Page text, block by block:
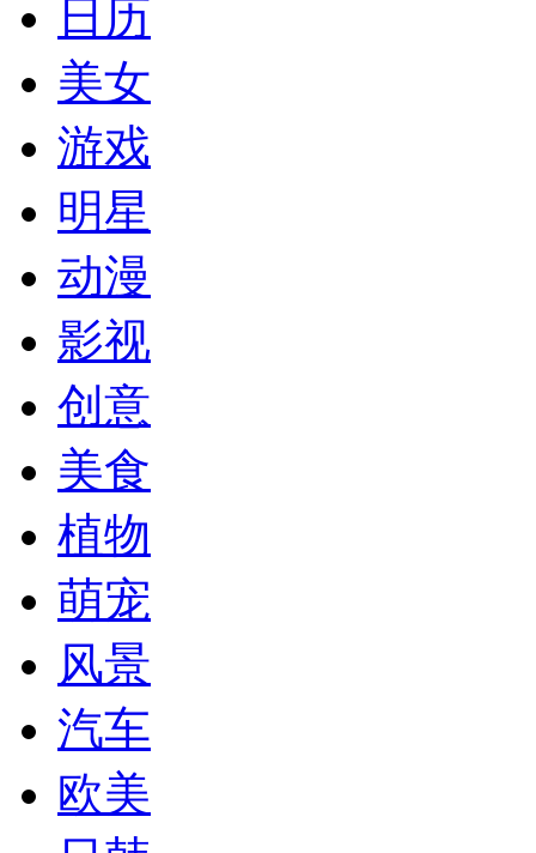
日历
美女
游戏
明星
动漫
影视
创意
美食
植物
萌宠
风景
汽车
欧美